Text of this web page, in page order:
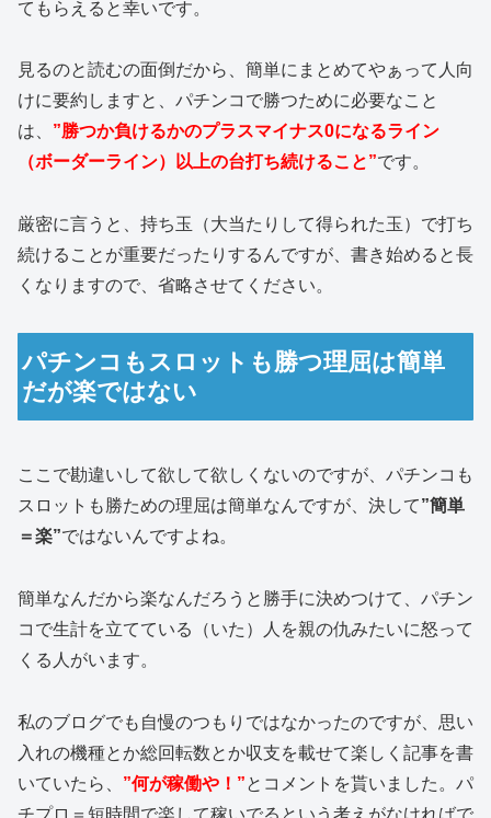
てもらえると幸いです。
見るのと読むの面倒だから、簡単にまとめてやぁって人向
けに要約しますと、パチンコで勝つために必要なこと
は、 ”勝つか負けるかのプラスマイナス0になるライン
（ボーダーライン）以上の台打ち続けること”です。
厳密に言うと、持ち玉（大当たりして得られた玉）で打ち
続けることが重要だったりするんですが、書き始めると長
くなりますので、省略させてください。
パチンコもスロットも勝つ理屈は簡単
だが楽ではない
ここで勘違いして欲して欲しくないのですが、パチンコも
スロットも勝ための理屈は簡単なんですが、決して”簡単
＝楽”ではないんですよね。
簡単なんだから楽なんだろうと勝手に決めつけて、パチン
コで生計を立てている（いた）人を親の仇みたいに怒って
くる人がいます。
私のブログでも自慢のつもりではなかったのですが、思い
入れの機種とか総回転数とか収支を載せて楽しく記事を書
いていたら、 ”何が稼働や！”とコメントを貰いました。パ
チプロ＝短時間で楽して稼いでるという考えがなければで